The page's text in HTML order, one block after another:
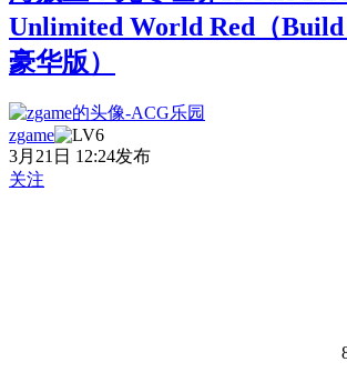
Unlimited World Red（Build
豪华版）
zgame
3月21日 12:24发布
关注